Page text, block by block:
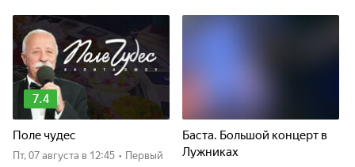
7.4
Поле чудес
пт, 07 августа в 12:45 • Первый
Баста. Большой концерт в
Лужниках